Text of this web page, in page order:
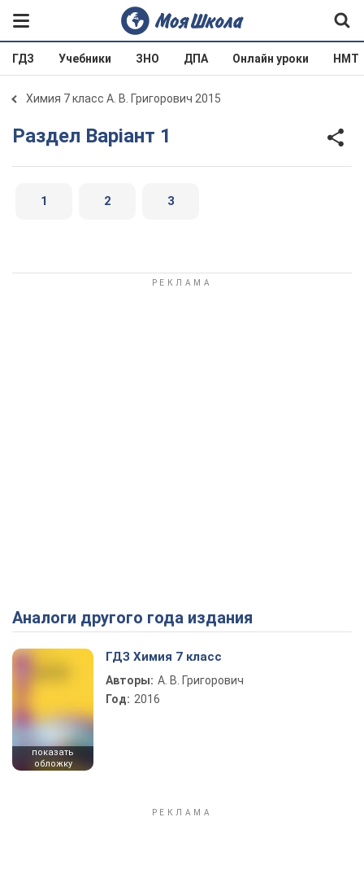
ГДЗ Учебники ЗНО ДПА Онлайн уроки НМТ
Химия 7 класс А. В. Григорович 2015
Раздел Варіант 1
1 2 3
Аналоги другого года издания
показать
обложку
ГДЗ Химия 7 класс
Авторы: А. В. Григорович
Год: 2016